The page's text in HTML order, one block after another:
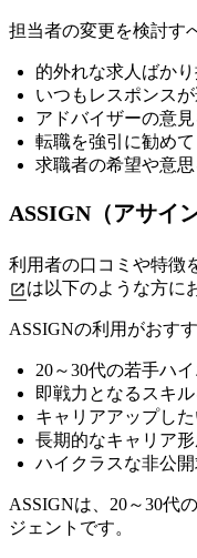
担当者の変更を検討す
的外れな求人ばか
いつもレスポンス
アドバイザーの意
転職を強引に勧めて
求職者の希望や意
ASSIGN（アサイ
利用者の口コミや特徴
は以下のような方に
ASSIGNの利用がおす
20～30代の若手ハ
即戦力となるスキ
キャリアアップした
長期的なキャリア
ハイクラスな非公
ASSIGNは、20～30代
ジェントです。